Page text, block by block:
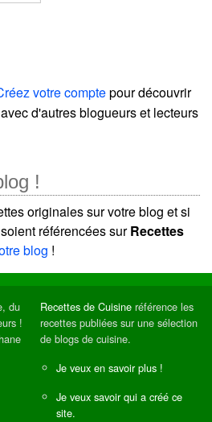
votre comptepour découvrir
d'autres blogueurs et lecteurs
!
originales sur votre blog et si
référencées surRecettes
blog !
du
!
Recettes de Cuisine référence les
recettes publiées sur une sélection
de blogs de cuisine.
Je veux en savoir plus !
Je veux savoir qui a créé ce
site.